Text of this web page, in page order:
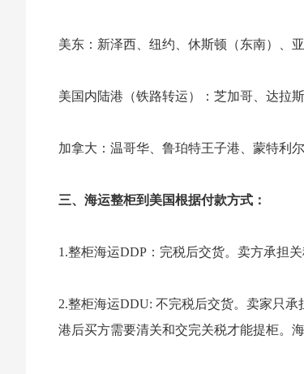
美东：新泽西、纽约、休斯顿（东南）、
美国内陆港（铁路转运）：芝加哥、达拉
加拿大：温哥华、鲁珀特王子港、蒙特利
三、海运整柜到美国根据付款方式：
1.整柜海运DDP：完税后交货。卖方承担
2.整柜海运DDU: 不完税后交货。卖家只
港后买方需要清关和交完关税才能提柜。